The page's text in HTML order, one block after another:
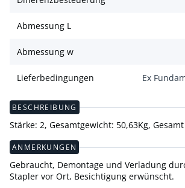
Abmessung L
Abmessung w
Lieferbedingungen Ex
BESCHREIBUNG
Stärke: 2, Gesamtgewicht: 50,63Kg,
ANMERKUNGEN
Gebraucht, Demontage und Verladung
Stapler vor Ort, Besichtigung erwünscht.